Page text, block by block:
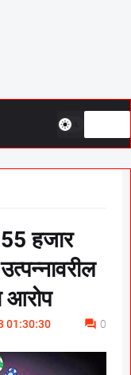
हजार
आरोप
01:30:30 0